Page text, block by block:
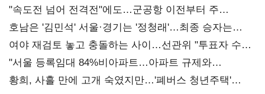
"속도전 넘어 전격전"에도…군공항 이전부터 주
52시간까지 '뇌관'
호남은 '김민석' 서울·경기는 '정청래'…최종 승자는
'안갯속'
여야 재검토 놓고 충돌하는 사이…선관위 "투표자 수
오차 당연"
"서울 등록임대 84%비아파트…아파트 규제와
달리해야"
황희, 사흘 만에 고개 숙였지만…'폐버스 청년주택'